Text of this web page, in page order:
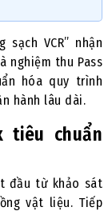
VCR” nhận
nghiệm thu Pass
hóa quy trình
hành lâu dài.
tiêu chuẩn
đầu từ khảo sát
vật liệu. Tiếp